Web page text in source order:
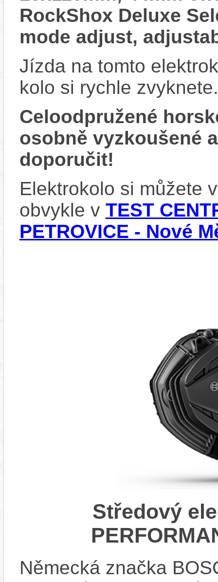
RockShox Deluxe
mode adjust,
Jízda na tomto
kolo si rychle zvyknete.
Celoodpružené
osobně vyzkoušené
doporučit!
Elektrokolo si můžete
obvykle v TEST
PETROVICE - Nové
Středový
Německá značka